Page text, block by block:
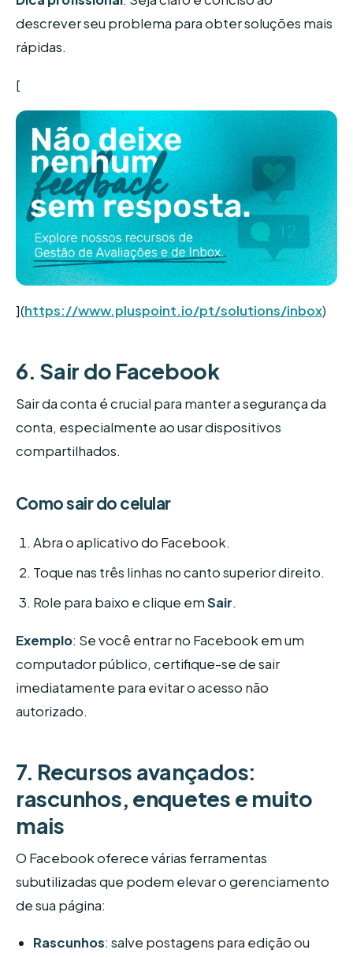
descrever seu problema para obter soluções mais
rápidas.
[
](https://www.pluspoint.io/pt/solutions/inbox)
6. Sair do Facebook
Sair da conta é crucial para manter a segurança da
conta, especialmente ao usar dispositivos
compartilhados.
Como sair do celular
Abra o aplicativo do Facebook.
Toque nas três linhas no canto superior direito.
Role para baixo e clique emSair.
Exemplo: Se você entrar no Facebook em um
computador público, certifique-se de sair
imediatamente para evitar o acesso não
autorizado.
7. Recursos avançados:
rascunhos, enquetes e muito
mais
O Facebook oferece várias ferramentas
subutilizadas que podem elevar o gerenciamento
de sua página:
Rascunhos: salve postagens para edição ou